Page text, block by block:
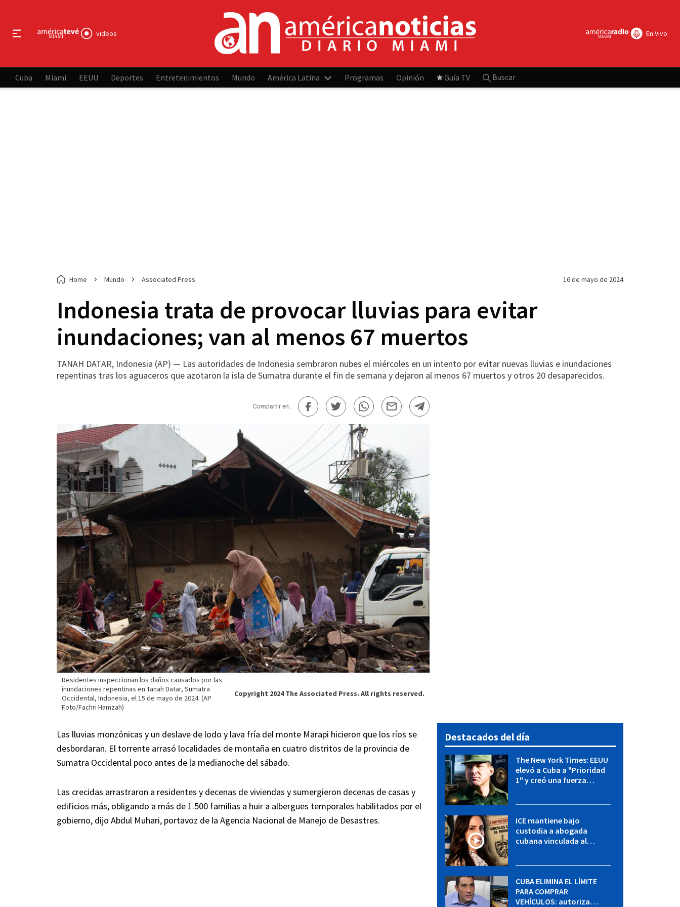
videos En Vivo
Cuba Miami EEUU Deportes Entretenimientos Mundo América Latina Programas Opinión Guía TV Buscar
Home Mundo Associated Press 16 de mayo de 2024
Indonesia trata de provocar lluvias para evitar
inundaciones; van al menos 67 muertos
TANAH DATAR, Indonesia (AP) — Las autoridades de Indonesia sembraron nubes el miércoles en un intento por evitar nuevas lluvias e inundaciones
repentinas tras los aguaceros que azotaron la isla de Sumatra durante el fin de semana y dejaron al menos 67 muertos y otros 20 desaparecidos.
Compartir en:
Residentes inspeccionan los daños causados por las
inundaciones repentinas en Tanah Datar, Sumatra
Occidental, Indonesia, el 15 de mayo de 2024. (AP
Foto/Fachri Hamzah)
Copyright 2024 The Associated Press. All rights reserved.
Las lluvias monzónicas y un deslave de lodo y lava fría del monte Marapi hicieron que los ríos se
desbordaran. El torrente arrasó localidades de montaña en cuatro distritos de la provincia de
Sumatra Occidental poco antes de la medianoche del sábado.
Las crecidas arrastraron a residentes y decenas de viviendas y sumergieron decenas de casas y
edificios más, obligando a más de 1.500 familias a huir a albergues temporales habilitados por el
gobierno, dijo Abdul Muhari, portavoz de la Agencia Nacional de Manejo de Desastres.
Destacados del día
The New York Times: EEUU
elevó a Cuba a "Prioridad
1" y creó una fuerza
ICE mantiene bajo
custodia a abogada
cubana vinculada al
CUBA ELIMINA EL LÍMITE
PARA COMPRAR
VEHÍCULOS: autoriza